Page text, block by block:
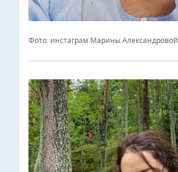
Фото: инстаграм Марины Александровой